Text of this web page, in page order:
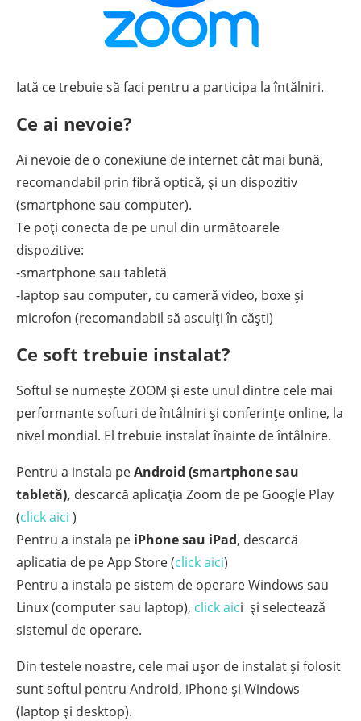
Iată ce trebuie să faci pentru a participa la întălniri.
Ce ai nevoie?
Ai nevoie de o conexiune de internet cât mai bună,
recomandabil prin fibră optică, și un dispozitiv
(smartphone sau computer).
Te poți conecta de pe unul din următoarele
dispozitive:
-smartphone sau tabletă
-laptop sau computer, cu cameră video, boxe și
microfon (recomandabil să asculți în căști)
Ce soft trebuie instalat?
Softul se numește ZOOM și este unul dintre cele mai
performante softuri de întâlniri și conferințe online, la
nivel mondial. El trebuie instalat înainte de întâlnire.
Pentru a instala peAndroid (smartphone sau
tabletă), descarcă aplicația Zoom de pe Google Play
(click aici )
Pentru a instala pe iPhone sau iPad, descarcă
aplicatia de pe App Store (click aici)
Pentru a instala pe sistem de operare Windows sau
Linux (computer sau laptop), click aici și selectează
sistemul de operare.
Din testele noastre, cele mai ușor de instalat și folosit
sunt softul pentru Android, iPhone și Windows
(laptop și desktop).